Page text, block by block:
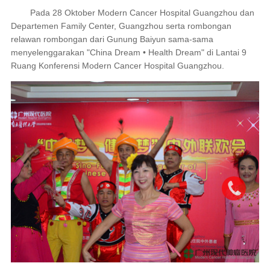
Pada 28 Oktober Modern Cancer Hospital Guangzhou dan
Departemen Family Center, Guangzhou serta rombongan
relawan rombongan dari Gunung Baiyun sama-sama
menyelenggarakan "China Dream • Health Dream" di Lantai 9
Ruang Konferensi Modern Cancer Hospital Guangzhou.